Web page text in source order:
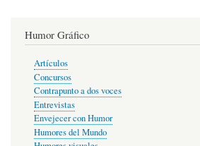
Humor Gráfico
Artículos
Concursos
Contrapunto a dos voces
Entrevistas
Envejecer con Humor
Humores del Mundo